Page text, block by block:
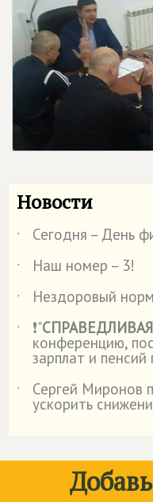
Новости
˙
Сегодня – День
˙
Наш номер – 3!
˙
Нездоровый
˙
❗"
конференцию,
зарплат и
˙
Сергей Миронов
ускорить